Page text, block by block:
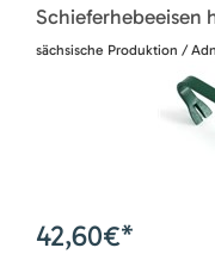
Schieferhebeeisen
sächsische Produktion /
42,60€*